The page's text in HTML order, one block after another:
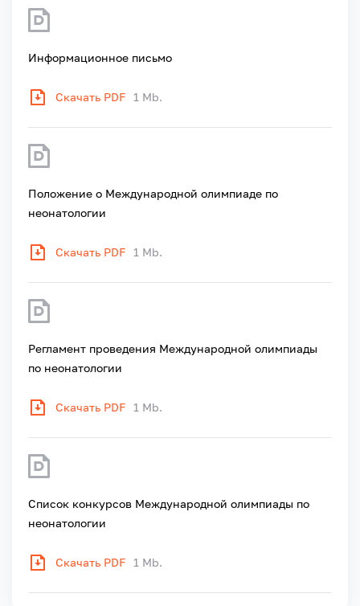
Информационное письмо
Скачать PDF 1 Mb.
Положение о Международной олимпиаде по
неонатологии
Скачать PDF 1 Mb.
Регламент проведения Международной олимпиады
по неонатологии
Скачать PDF 1 Mb.
Список конкурсов Международной олимпиады по
неонатологии
Скачать PDF 1 Mb.